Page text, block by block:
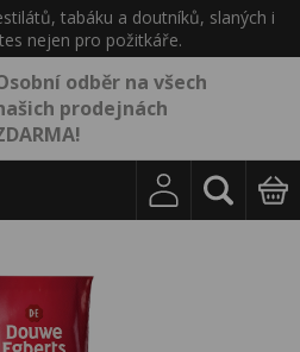
tabáku a doutníků, slaných i
nejen pro požitkáře.
odběr na všech
prodejnách